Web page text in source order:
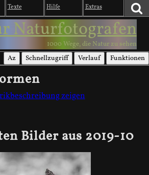
Texte Hilfe Extras
Naturfotografen
1000 Wege, die Natur zu sehen
Az Schnellzugriff Verlauf Funktionen
zeigen
Bilder aus 2019-10